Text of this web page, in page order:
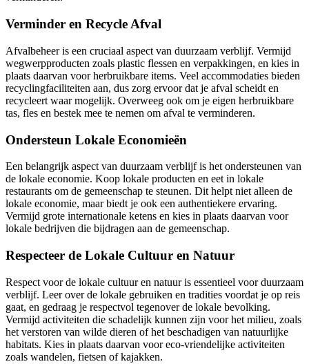
Verminder en Recycle Afval
Afvalbeheer is een cruciaal aspect van duurzaam verblijf. Vermijd
wegwerpproducten zoals plastic flessen en verpakkingen, en kies in
plaats daarvan voor herbruikbare items. Veel accommodaties bieden
recyclingfaciliteiten aan, dus zorg ervoor dat je afval scheidt en
recycleert waar mogelijk. Overweeg ook om je eigen herbruikbare
tas, fles en bestek mee te nemen om afval te verminderen.
Ondersteun Lokale Economieën
Een belangrijk aspect van duurzaam verblijf is het ondersteunen van
de lokale economie. Koop lokale producten en eet in lokale
restaurants om de gemeenschap te steunen. Dit helpt niet alleen de
lokale economie, maar biedt je ook een authentiekere ervaring.
Vermijd grote internationale ketens en kies in plaats daarvan voor
lokale bedrijven die bijdragen aan de gemeenschap.
Respecteer de Lokale Cultuur en Natuur
Respect voor de lokale cultuur en natuur is essentieel voor duurzaam
verblijf. Leer over de lokale gebruiken en tradities voordat je op reis
gaat, en gedraag je respectvol tegenover de lokale bevolking.
Vermijd activiteiten die schadelijk kunnen zijn voor het milieu, zoals
het verstoren van wilde dieren of het beschadigen van natuurlijke
habitats. Kies in plaats daarvan voor eco-vriendelijke activiteiten
zoals wandelen, fietsen of kajakken.